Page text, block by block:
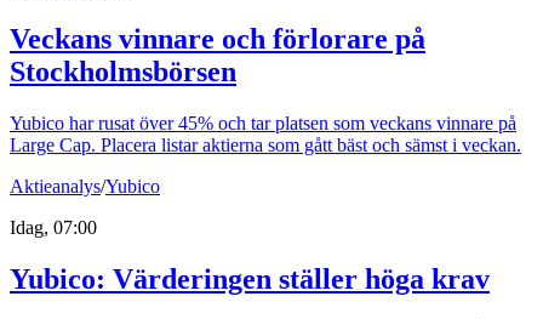
Veckans vinnare och förlorare på
Stockholmsbörsen
Yubico har rusat över 45% och tar platsen som veckans vinnare på
Large Cap. Placera listar aktierna som gått bäst och sämst i veckan.
Aktieanalys/Yubico
Idag, 07:00
Yubico: Värderingen ställer höga krav